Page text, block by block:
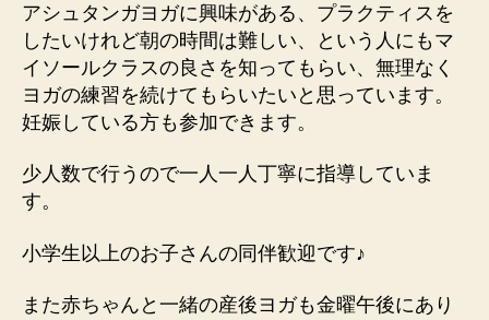
アシュタンガヨガに興味がある、プラクティスを
したいけれど朝の時間は難しい、という人にもマ
イソールクラスの良さを知ってもらい、無理なく
ヨガの練習を続けてもらいたいと思っています。
妊娠している方も参加できます。
少人数で行うので一人一人丁寧に指導していま
す。
小学生以上のお子さんの同伴歓迎です♪
また赤ちゃんと一緒の産後ヨガも金曜午後にあり